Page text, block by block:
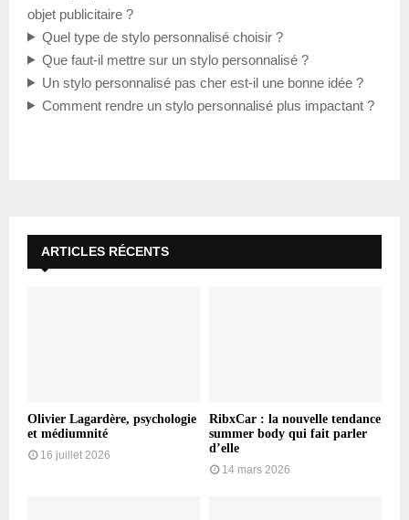
objet publicitaire ?
Quel type de stylo personnalisé choisir ?
Que faut-il mettre sur un stylo personnalisé ?
Un stylo personnalisé pas cher est-il une bonne idée ?
Comment rendre un stylo personnalisé plus impactant ?
ARTICLES RÉCENTS
Olivier Lagardère, psychologie
et médiumnité
16 juillet 2026
RibxCar : la nouvelle tendance
summer body qui fait parler
d’elle
14 mars 2026